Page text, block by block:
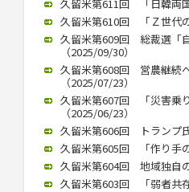
久留米第611回 「日韓両
久留米第610回 「Ｚ世代
久留米第609回 総裁選「
（2025/09/30）
久留米第608回 営農継続
（2025/07/23）
久留米第607回 「災害乗
（2025/06/23）
久留米第606回 トランプ
久留米第605回 「作り手
久留米第604回 地域独自
久留米第603回 「弱者共